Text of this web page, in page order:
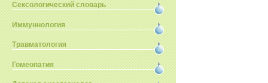
Сексологический словарь
Иммуннология
Травматология
Гомеопатия